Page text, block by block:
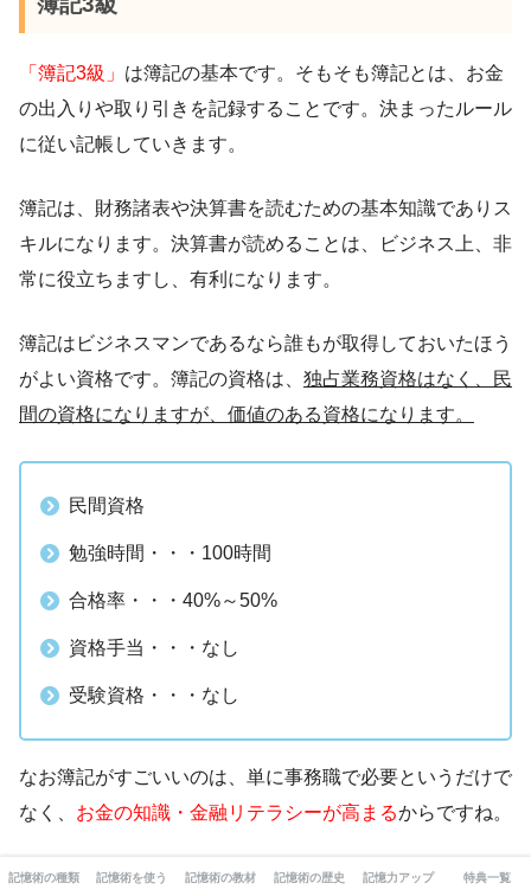
「簿記3級」 は簿記の基本です。そもそも簿記とは、お金
の出入りや取り引きを記録することです。決まったルール
に従い記帳していきます。
簿記は、財務諸表や決算書を読むための基本知識でありス
キルになります。決算書が読めることは、ビジネス上、非
常に役立ちますし、有利になります。
簿記はビジネスマンであるなら誰もが取得しておいたほう
がよい資格です。簿記の資格は、 独占業務資格はなく、民
間の資格になりますが、価値のある資格になります。
民間資格
勉強時間・・・100時間
合格率・・・40%～50%
資格手当・・・なし
受験資格・・・なし
なお簿記がすごいいのは、単に事務職で必要というだけで
なく、 お金の知識・金融リテラシーが高まるからですね。
簿記を知っていると、企業の成績表である財務諸表（貸借
記憶術の種類 記憶術を使う 記憶術の教材 記憶術の歴史 記憶力アップ 特典一覧